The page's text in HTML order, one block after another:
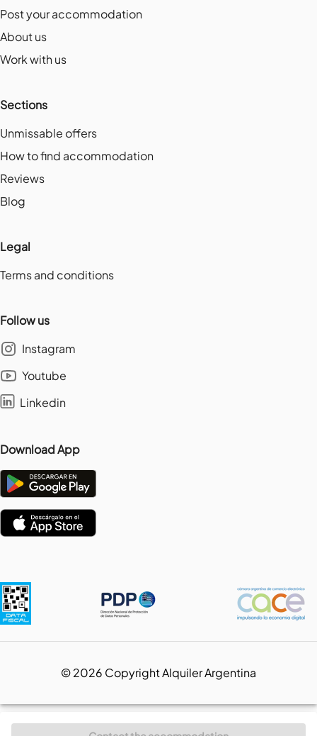
Post your accommodation
About us
Work with us
Sections
Unmissable offers
How to find accommodation
Reviews
Blog
Legal
Terms and conditions
Follow us
Instagram
Youtube
Linkedin
Download App
©2026 Copyright Alquiler Argentina